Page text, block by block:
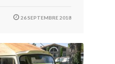
26 SEPTEMBRE 2018